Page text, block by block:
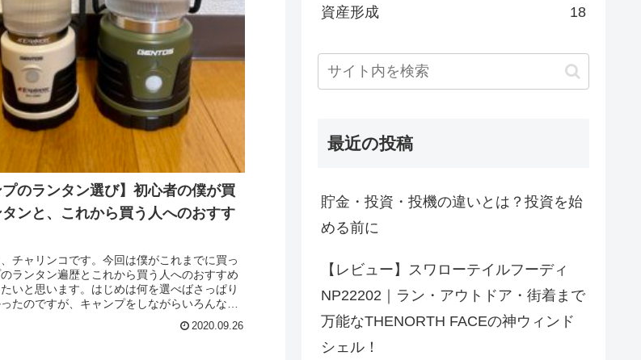
プのランタン選び】初心者の僕が買
ンと、これから買う人へのおすす
チャリンコです。今回は僕がこれまでに買っ
ランタン遍歴とこれから買う人へのおすすめ
いと思います。はじめは何を選べばさっぱり
たのですが、キャンプをしながらいろんなメ
2020.09.26
資産形成 18
最近の投稿
貯金・投資・投機の違いとは？投資を始
める前に
【レビュー】スワローテイルフーディ
NP22202｜ラン・アウトドア・街着まで
万能なTHENORTH FACEの神ウィンド
シェル！